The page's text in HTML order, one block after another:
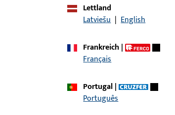
Drückerstift, Gesamtbreite 9 mm, Gesamthöhe / -tiefe
Drückerstift, Gesamtbreite 9 mm, Gesamthöhe / -tiefe
Lettland
Latviešu | English
Frankreich|
Français
Portugal|
Português